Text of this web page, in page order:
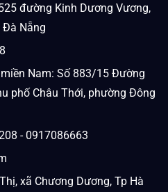
đường Kinh Dương Vương,
Đà Nẵng
Nam: Số 883/15 Đường
phố Châu Thới, phường Đông
- 0917086663
xã Chương Dương, Tp Hà